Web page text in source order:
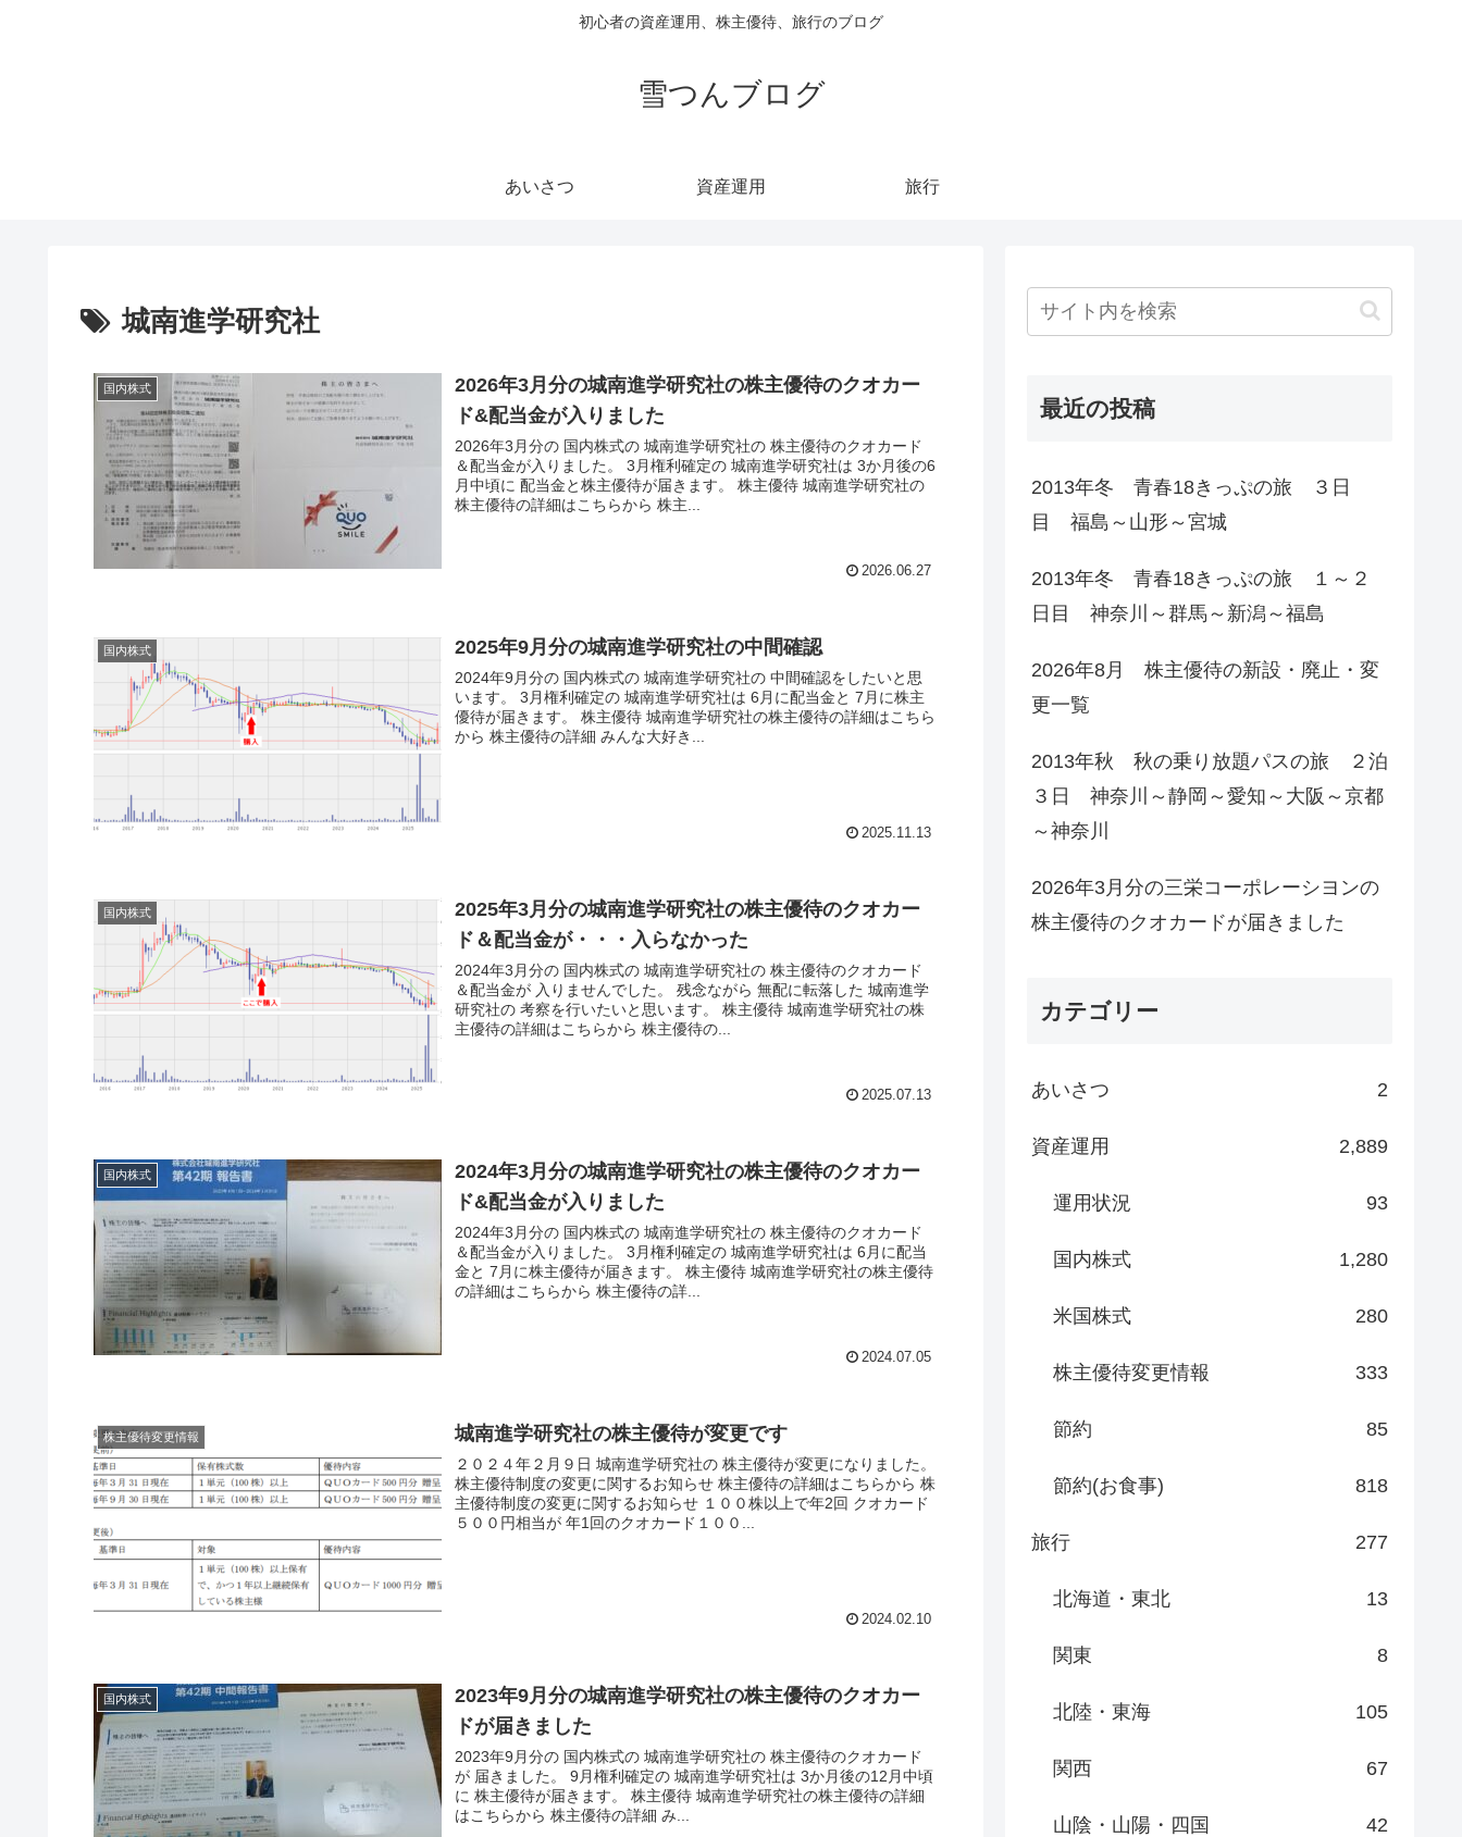
初心者の資産運用、株主優待、旅行のブログ
雪つんブログ
あいさつ 資産運用 旅行
城南進学研究社
国内株式
2026年3月分の城南進学研究社の株主優待のクオカー
ド&配当金が入りました
2026年3月分の 国内株式の 城南進学研究社の 株主優待のクオカード
＆配当金が入りました。 3月権利確定の 城南進学研究社は 3か月後の6
月中頃に 配当金と株主優待が届きます。 株主優待 城南進学研究社の
株主優待の詳細はこちらから 株主...
2026.06.27
国内株式 2025年9月分の城南進学研究社の中間確認
2024年9月分の 国内株式の 城南進学研究社の 中間確認をしたいと思
います。 3月権利確定の 城南進学研究社は 6月に配当金と 7月に株主
優待が届きます。 株主優待 城南進学研究社の株主優待の詳細はこちら
から 株主優待の詳細 みんな大好き...
2025.11.13
国内株式
2025年3月分の城南進学研究社の株主優待のクオカー
ド＆配当金が・・・入らなかった
2024年3月分の 国内株式の 城南進学研究社の 株主優待のクオカード
＆配当金が 入りませんでした。 残念ながら 無配に転落した 城南進学
研究社の 考察を行いたいと思います。 株主優待 城南進学研究社の株
主優待の詳細はこちらから 株主優待の...
2025.07.13
国内株式
2024年3月分の城南進学研究社の株主優待のクオカー
ド&配当金が入りました
2024年3月分の 国内株式の 城南進学研究社の 株主優待のクオカード
＆配当金が入りました。 3月権利確定の 城南進学研究社は 6月に配当
金と 7月に株主優待が届きます。 株主優待 城南進学研究社の株主優待
の詳細はこちらから 株主優待の詳...
2024.07.05
株主優待変更情報 城南進学研究社の株主優待が変更です
２０２４年２月９日 城南進学研究社の 株主優待が変更になりました。
株主優待制度の変更に関するお知らせ 株主優待の詳細はこちらから 株
主優待制度の変更に関するお知らせ １００株以上で年2回 クオカード
５００円相当が 年1回のクオカード１００...
2024.02.10
国内株式
2023年9月分の城南進学研究社の株主優待のクオカー
ドが届きました
2023年9月分の 国内株式の 城南進学研究社の 株主優待のクオカード
が 届きました。 9月権利確定の 城南進学研究社は 3か月後の12月中頃
に 株主優待が届きます。 株主優待 城南進学研究社の株主優待の詳細
はこちらから 株主優待の詳細 み...
最近の投稿
2013年冬 青春18きっぷの旅 ３日
目 福島～山形～宮城
2013年冬 青春18きっぷの旅 １～２
日目 神奈川～群馬～新潟～福島
2026年8月 株主優待の新設・廃止・変
更一覧
2013年秋 秋の乗り放題パスの旅 ２泊
３日 神奈川～静岡～愛知～大阪～京都
～神奈川
2026年3月分の三栄コーポレーシヨンの
株主優待のクオカードが届きました
カテゴリー
あいさつ 2
資産運用 2,889
運用状況 93
国内株式 1,280
米国株式 280
株主優待変更情報 333
節約 85
節約(お食事) 818
旅行 277
北海道・東北 13
関東 8
北陸・東海 105
関西 67
山陰・山陽・四国 42